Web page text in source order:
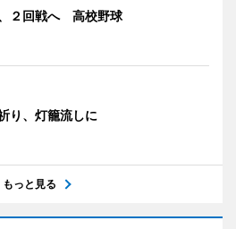
２回戦へ 高校野球
り、灯籠流しに
もっと見る